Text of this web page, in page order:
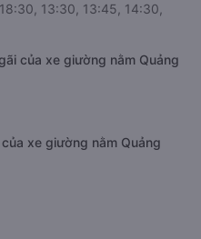
13:30, 13:45, 14:30,
của xe giường nằm Quảng
xe giường nằm Quảng